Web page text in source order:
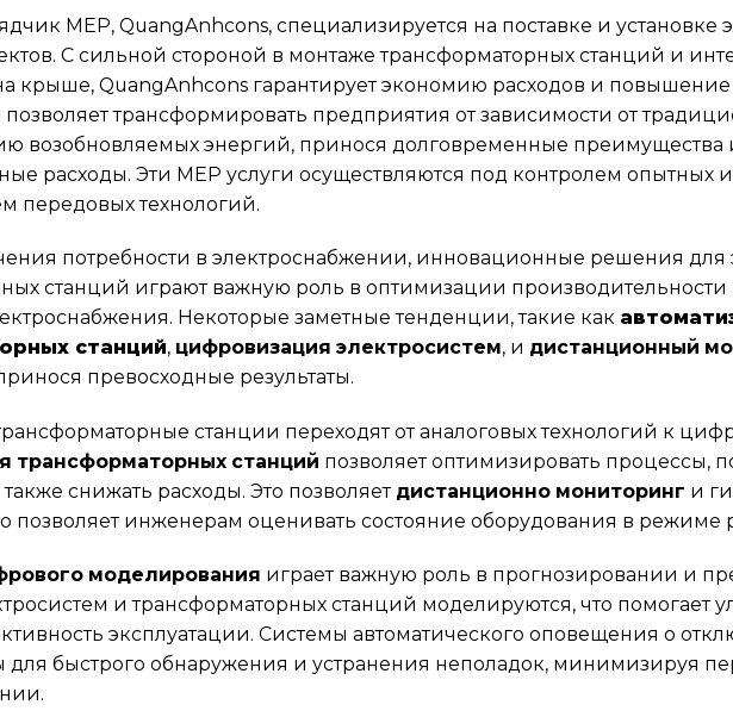
MEP, QuangAnhcons, специализируется на поставке и установке
С сильной стороной в монтаже трансформаторных станций и
крыше, QuangAnhcons гарантирует экономию расходов и
позволяет трансформировать предприятия от зависимости от
возобновляемых энергий, принося долговременные преимущества
расходы. Эти MEP услуги осуществляются под контролем опытных
передовых технологий.
потребности в электроснабжении, инновационные решения для
станций играют важную роль в оптимизации
Некоторые заметные тенденции, такие как
станций, цифровизация электросистем, и дистанционный
превосходные результаты.
станции переходят от аналоговых технологий к
трансформаторных станций позволяет оптимизировать процессы,
также снижать расходы. Это позволяет дистанционно мониторинг и
позволяет инженерам оценивать состояние оборудования в режиме
моделирования играет важную роль в прогнозировании и
и трансформаторных станций моделируются, что помогает
эксплуатации. Системы автоматического оповещения о
для быстрого обнаружения и устранения неполадок, минимизируя